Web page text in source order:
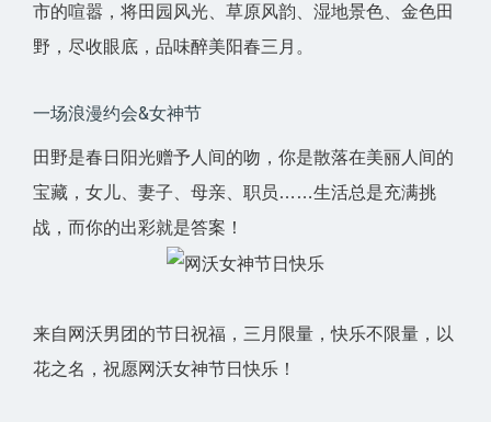
市的喧嚣，将田园风光、草原风韵、湿地景色、金色田
野，尽收眼底，品味醉美阳春三月。
一场浪漫约会&女神节
田野是春日阳光赠予人间的吻，你是散落在美丽人间的
宝藏，女儿、妻子、母亲、职员……生活总是充满挑
战，而你的出彩就是答案！
来自网沃男团的节日祝福，三月限量，快乐不限量，以
花之名，祝愿网沃女神节日快乐！